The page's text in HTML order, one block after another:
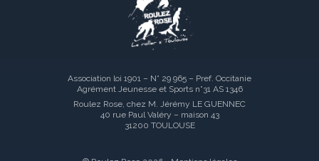
Association loi 1901 – N° 29 965 – Pref. Occitanie
Agrément Jeunesse et Sports n°31 AS 1346
Roulez Rose, chez M. Jérémy LE GUENNEC
40 rue Paul Valéry – maison 43
31200 TOULOUSE